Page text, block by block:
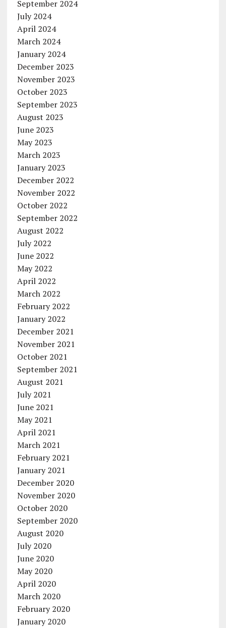
September 2024
July 2024
April 2024
March 2024
January 2024
December 2023
November 2023
October 2023
September 2023
August 2023
June 2023
May 2023
March 2023
January 2023
December 2022
November 2022
October 2022
September 2022
August 2022
July 2022
June 2022
May 2022
April 2022
March 2022
February 2022
January 2022
December 2021
November 2021
October 2021
September 2021
August 2021
July 2021
June 2021
May 2021
April 2021
March 2021
February 2021
January 2021
December 2020
November 2020
October 2020
September 2020
August 2020
July 2020
June 2020
May 2020
April 2020
March 2020
February 2020
January 2020